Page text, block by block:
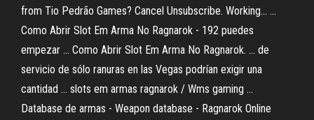
from Tio Pedrão Games? Cancel Unsubscribe. Working... ...
Como Abrir Slot Em Arma No Ragnarok - 192 puedes
empezar ... Como Abrir Slot Em Arma No Ragnarok. ... de
servicio de sólo ranuras en las Vegas podrían exigir una
cantidad ... slots em armas ragnarok / Wms gaming ...
Database de armas - Weapon database - Ragnarok Online